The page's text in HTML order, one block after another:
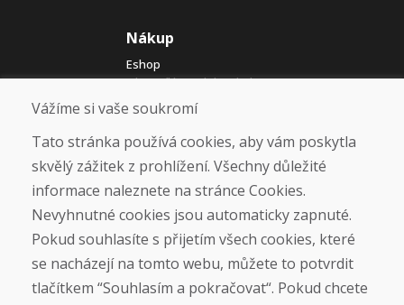
Nákup
Eshop
Jak posíláme elektrokola
Obchodní podmínky
Doprava
Platba
Vrácení a výměna zboží
Ochrana osobních údajů
Cookies
Sociální sítě
Vážíme si vaše soukromí
Tato stránka používá cookies, aby vám poskytla
skvělý zážitek z prohlížení. Všechny důležité
informace naleznete na stránce Cookies.
Nevyhnutné cookies jsou automaticky zapnuté.
Pokud souhlasíte s přijetím všech cookies, které
se nacházejí na tomto webu, můžete to potvrdit
tlačítkem “Souhlasím a pokračovat“. Pokud chcete